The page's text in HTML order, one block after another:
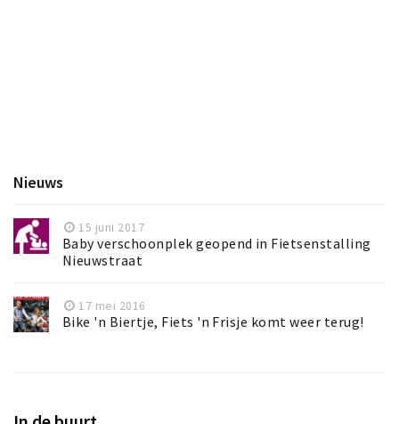
Nieuws
15 juni 2017
Baby verschoonplek geopend in Fietsenstalling
Nieuwstraat
17 mei 2016
Bike 'n Biertje, Fiets 'n Frisje komt weer terug!